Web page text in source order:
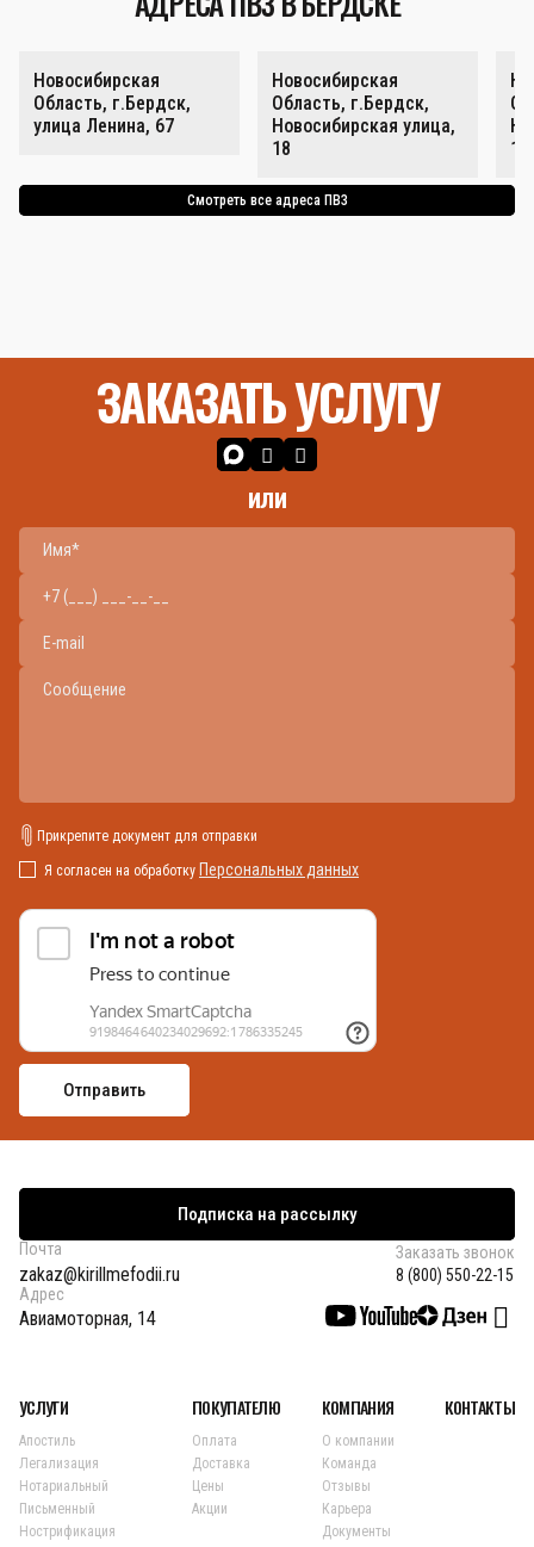
Новосибирская
Область, г.Бердск,
улица Ленина, 67
Новосибирская
Область, г.Бердск,
Новосибирская улица,
18
18
Смотреть все адреса ПВЗ
ЗАКАЗАТЬ УСЛУГУ
или
Прикрепите документ для отправки
Я согласен на обработку Персональных данных
Подписка на рассылку
Почта
zakaz@kirillmefodii.ru
Заказать звонок
8 (800) 550-22-15
Адрес
Авиамоторная, 14
УСЛУГИ
Апостиль
Легализация
Нотариальный
Письменный
Нострификация
ПОКУПАТЕЛЮ
Оплата
Доставка
Цены
Акции
КОМПАНИЯ
О компании
Команда
Отзывы
Карьера
Документы
КОНТАКТЫ